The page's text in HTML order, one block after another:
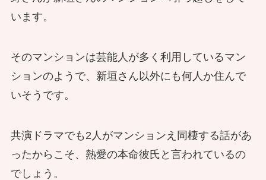
います。
そのマンションは芸能人が多く利用しているマン
ションのようで、新垣さん以外にも何人か住んで
いそうです。
共演ドラマでも2人がマンションえ同棲する話があ
ったからこそ、熱愛の本命彼氏と言われているの
でしょう。